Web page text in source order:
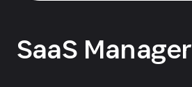
SaaS Manager